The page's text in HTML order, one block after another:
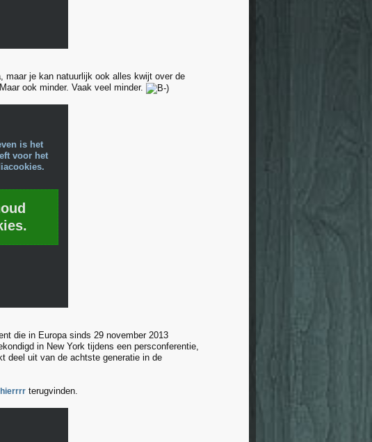
je kan natuurlijk ook alles kwijt over de
ook minder. Vaak veel minder.
is het
voor het
die in Europa sinds 29 november 2013
in New York tijdens een persconferentie,
deel uit van de achtste generatie in de
hierrrrterugvinden.